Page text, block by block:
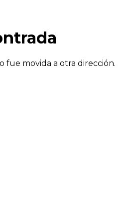
fue movida a otra dirección.